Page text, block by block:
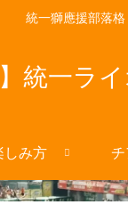
統一獅應援部落格
統一ラ
しみ方 チ